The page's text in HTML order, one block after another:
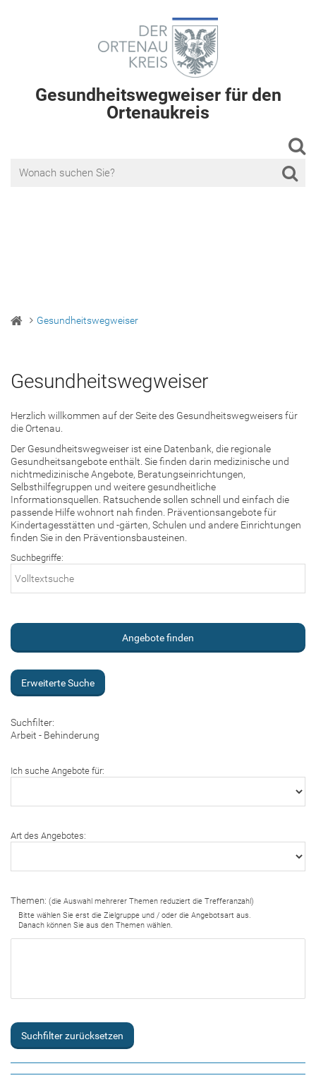
Gesundheitswegweiser für den
Ortenaukreis
Gesundheitswegweiser
Gesundheitswegweiser
Herzlich willkommen auf der Seite des Gesundheitswegweisers für
die Ortenau.
Der Gesundheitswegweiser ist eine Datenbank, die regionale
Gesundheitsangebote enthält. Sie finden darin medizinische und
nichtmedizinische Angebote, Beratungseinrichtungen,
Selbsthilfegruppen und weitere gesundheitliche
Informationsquellen. Ratsuchende sollen schnell und einfach die
passende Hilfe wohnort nah finden. Präventionsangebote für
Kindertagesstätten und -gärten, Schulen und andere Einrichtungen
finden Sie in den Präventionsbausteinen.
Suchbegriffe:
Erweiterte Suche
Suchfilter:
Arbeit - Behinderung
Ich suche Angebote für:
Art des Angebotes:
Themen: (die Auswahl mehrerer Themen reduziert die Trefferanzahl)
Bitte wählen Sie erst die Zielgruppe und / oder die Angebotsart aus.
Danach können Sie aus den Themen wählen.
Suchfilter zurücksetzen